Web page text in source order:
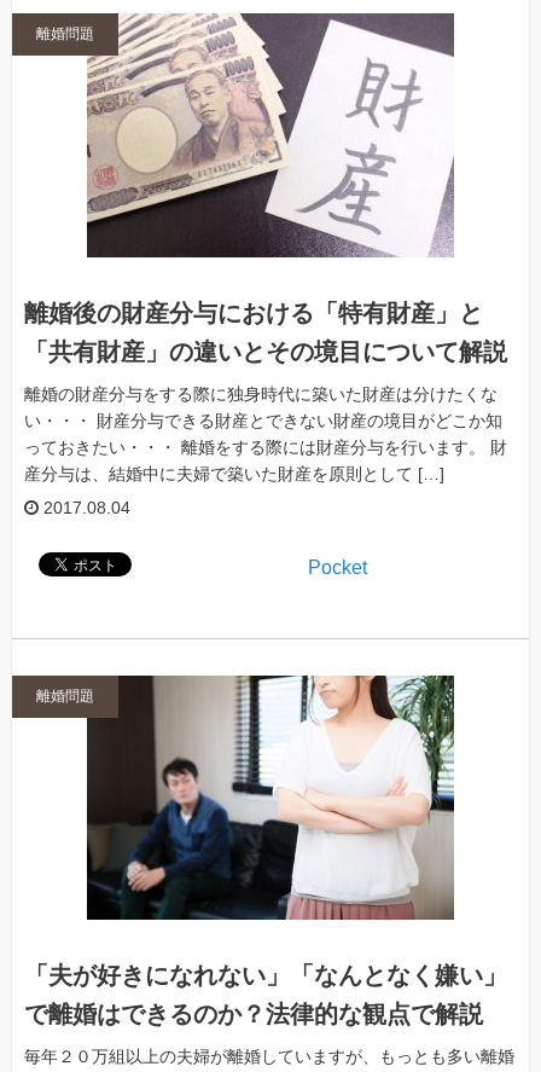
離婚問題
離婚後の財産分与における「特有財産」と
「共有財産」の違いとその境目について解説
離婚の財産分与をする際に独身時代に築いた財産は分けたくな
い・・・ 財産分与できる財産とできない財産の境目がどこか知
っておきたい・・・ 離婚をする際には財産分与を行います。 財
産分与は、結婚中に夫婦で築いた財産を原則として […]
2017.08.04
Pocket
離婚問題
「夫が好きになれない」「なんとなく嫌い」
で離婚はできるのか？法律的な観点で解説
毎年２０万組以上の夫婦が離婚していますが、もっとも多い離婚